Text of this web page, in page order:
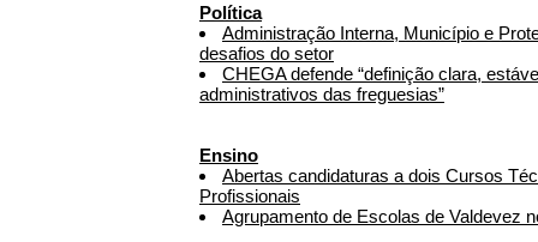
Política
Administração Interna, Município e
desafios do setor
CHEGA defende “definição clara,
administrativos das freguesias”
Ensino
Abertas candidaturas a dois Cursos
Profissionais
Agrupamento de Escolas de Valdevez